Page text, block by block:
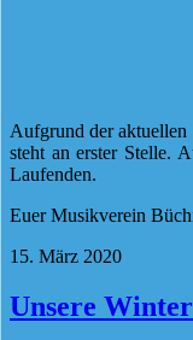
Aufgrund der
steht an erster Stelle.
Laufenden.
Euer Musikverein
15. März 2020
Unsere